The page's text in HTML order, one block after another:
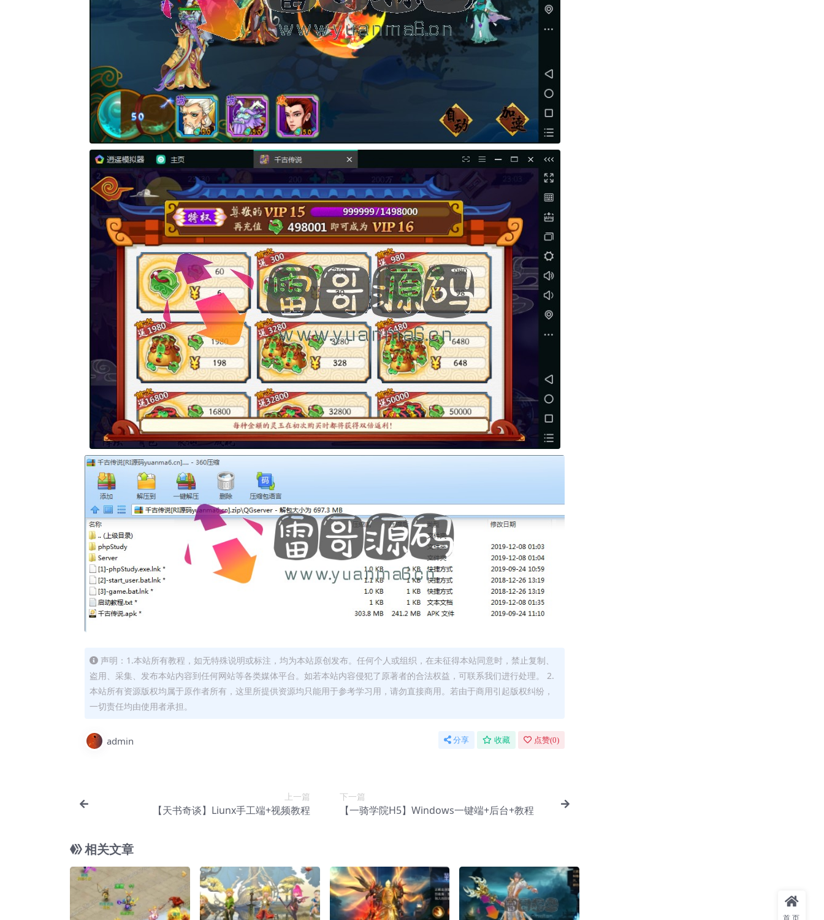
声明：1.本站所有教程，如无特殊说明或标注，均为本站原创发布。任何个人或组织，在未征得本站同意时，禁止复制、
盗用、采集、发布本站内容到任何网站等各类媒体平台。如若本站内容侵犯了原著者的合法权益，可联系我们进行处理。 2.
本站所有资源版权均属于原作者所有，这里所提供资源均只能用于参考学习用，请勿直接商用。若由于商用引起版权纠纷，
一切责任均由使用者承担。
admin 分享 收藏 点赞(0)
上一篇
【天书奇谈】Liunx手工端+视频教程
下一篇
【一骑学院H5】Windows一键端+后台+教程
相关文章
首页